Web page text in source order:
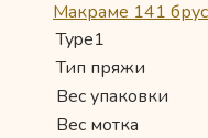
Макраме 141
Type1
Тип пряжи
Вес упаковки
Вес мотка